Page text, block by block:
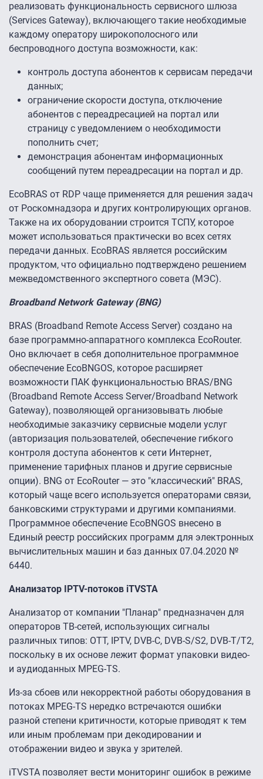
реализовать функциональность сервисного шлюза
(Services Gateway), включающего такие необходимые
каждому оператору широкополосного или
беспроводного доступа возможности, как:
контроль доступа абонентов к сервисам передачи
данных;
ограничение скорости доступа, отключение
абонентов с переадресацией на портал или
страницу с уведомлением о необходимости
пополнить счет;
демонстрация абонентам информационных
сообщений путем переадресации на портал и др.
EcoBRAS от RDP чаще применяется для решения задач
от Роскомнадзора и других контролирующих органов.
Также на их оборудовании строится ТСПУ, которое
может использоваться практически во всех сетях
передачи данных. EcoBRAS является российским
продуктом, что официально подтверждено решением
межведомственного экспертного совета (МЭС).
Broadband Network Gateway (BNG)
BRAS (Broadband Remote Access Server) создано на
базе программно-аппаратного комплекса EcoRouter.
Оно включает в себя дополнительное программное
обеспечение EcoBNGOS, которое расширяет
возможности ПАК функциональностью BRAS/BNG
(Broadband Remote Access Server/Broadband Network
Gateway), позволяющей организовывать любые
необходимые заказчику сервисные модели услуг
(авторизация пользователей, обеспечение гибкого
контроля доступа абонентов к сети Интернет,
применение тарифных планов и другие сервисные
опции). BNG от EcoRouter — это "классический" BRAS,
который чаще всего используется операторами связи,
банковскими структурами и другими компаниями.
Программное обеспечение EcoBNGOS внесено в
Единый реестр российских программ для электронных
вычислительных машин и баз данных 07.04.2020 №
6440.
Анализатор IPTV-потоков iTVSTA
Анализатор от компании "Планар" предназначен для
операторов ТВ-сетей, использующих сигналы
различных типов: OTT, IPTV, DVB-C, DVB-S/S2, DVB-T/T2,
поскольку в их основе лежит формат упаковки видео-
и аудиоданных MPEG-TS.
Из-за сбоев или некорректной работы оборудования в
потоках MPEG-TS нередко встречаются ошибки
разной степени критичности, которые приводят к тем
или иным проблемам при декодировании и
отображении видео и звука у зрителей.
iTVSTA позволяет вести мониторинг ошибок в режиме